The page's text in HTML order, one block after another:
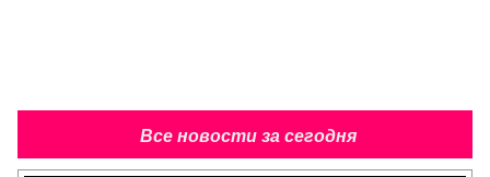
Все новости за сегодня